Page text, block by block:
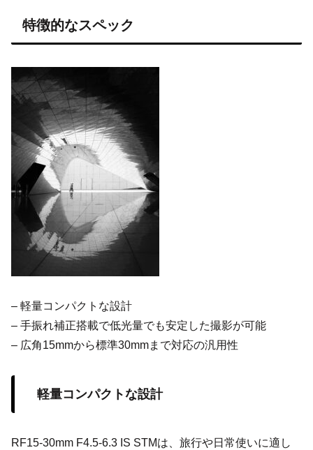
特徴的なスペック
– 軽量コンパクトな設計
– 手振れ補正搭載で低光量でも安定した撮影が可能
– 広角15mmから標準30mmまで対応の汎用性
軽量コンパクトな設計
RF15-30mm F4.5-6.3 IS STMは、旅行や日常使いに適し